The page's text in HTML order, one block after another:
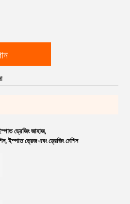
ড্রেজিং জাহাজ,
,ইস্পাত ড্রেজ এবং ড্রেজিং মেশিন